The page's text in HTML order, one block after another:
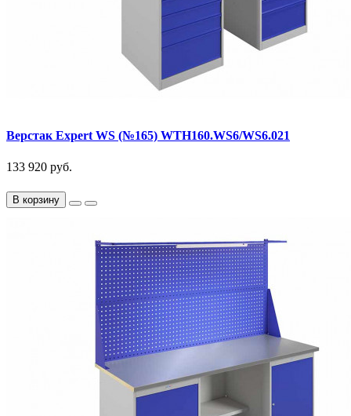
Верстак Expert WS (№165) WTH160.WS6/WS6.021
133 920 руб.
В корзину